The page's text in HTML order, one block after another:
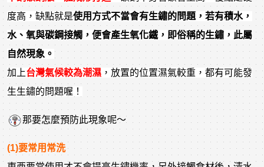
度高，缺點就是使用方式不當會有生鏽的問題，若有積水，
水、氧與碳鋼接觸，便會產生氧化鐵，即俗稱的生鏽，此屬
自然現象。
加上台灣氣候較為潮濕 ，放置的位置濕氣較重，都有可能發
生生鏽的問題喔！
那要怎麼預防此現象呢～
(1)要常用常洗